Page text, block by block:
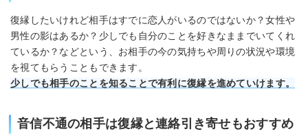
復縁したいけれど相手はすでに恋人がいるのではないか？女性や
男性の影はあるか？少しでも自分のことを好きなままでいてくれ
ているか？などという、お相手の今の気持ちや周りの状況や環境
を視てもらうこともできます。
少しでも相手のことを知ることで有利に復縁を進めていけます。
音信不通の相手は復縁と連絡引き寄せもおすすめ